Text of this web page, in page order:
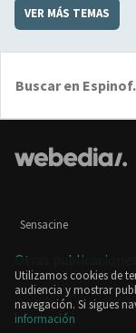
VER MÁS TEMAS
Sensacine
Otras publicaciones
Utilizamos cookies de
audiencia y mostrar
navegación. Si sigues
información